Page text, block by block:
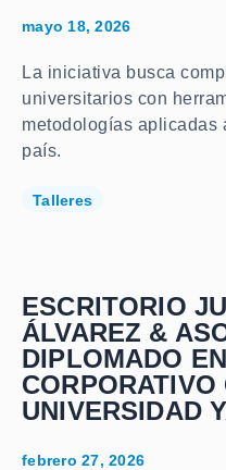
mayo 18, 2026
La iniciativa busca
universitarios con
metodologías aplicadas
país.
Talleres
ESCRITORIO
ÁLVAREZ &
DIPLOMADO
UNIVERSIDAD
febrero 27, 2026